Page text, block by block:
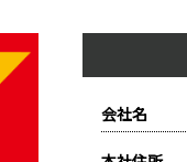
会社名